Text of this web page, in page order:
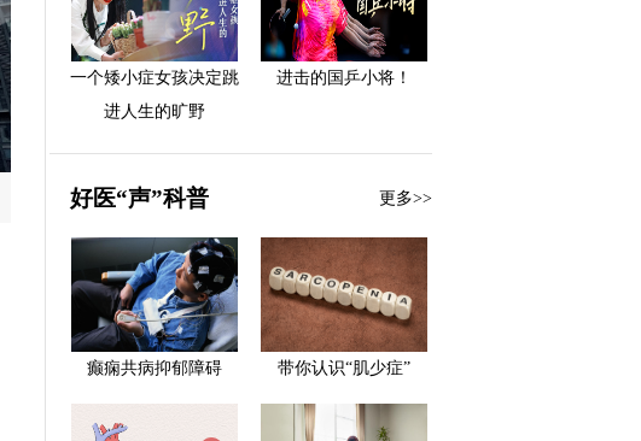
一个矮小症女孩决定跳
进人生的旷野
进击的国乒小将！
好医“声”科普 更多>>
癫痫共病抑郁障碍 带你认识“肌少症”